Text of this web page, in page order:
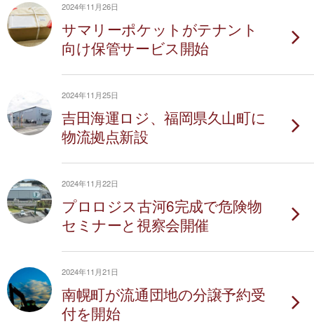
2024年11月26日
サマリーポケットがテナント
向け保管サービス開始
2024年11月25日
吉田海運ロジ、福岡県久⼭町に
物流拠点新設
2024年11月22日
プロロジス古河6完成で危険物
セミナーと視察会開催
2024年11月21日
南幌町が流通団地の分譲予約受
付を開始